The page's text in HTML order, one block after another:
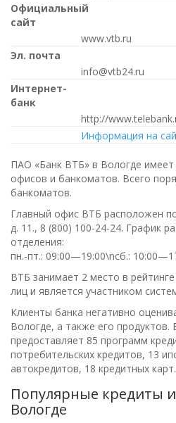
Официальный
сайт
www.vtb.ru
Эл. почта
info@vtb24.ru
Интернет-
банк
http://
Информация на
ПАО «Банк ВТБ» в Вологде
офисов и банкоматов. Всего
банкоматов.
Главный офис ВТБ расположен
д. 11., 8 (800) 100-24-24. График
отделения:
пн.-пт.: 09:00—19:00\nсб.:
ВТБ занимает 2 место в
лиц и является участником
Клиенты банка негативно
Вологде, а также его продуктов.
предоставляет 85 программ
потребительских кредитов, 13
автокредитов, 18 кредитных карт.
Популярные кредиты
Вологде